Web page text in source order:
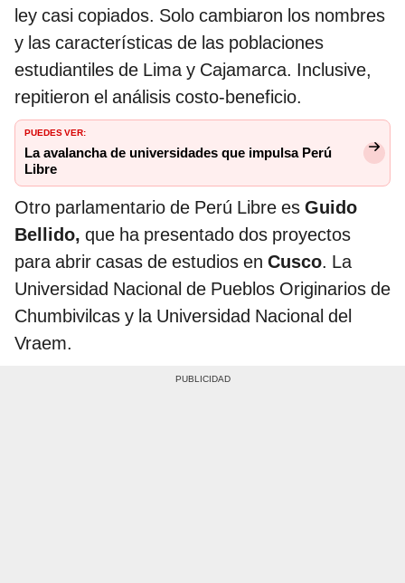
ley casi copiados. Solo cambiaron los nombres
y las características de las poblaciones
estudiantiles de Lima y Cajamarca. Inclusive,
repitieron el análisis costo-beneficio.
PUEDES VER:
La avalancha de universidades que impulsa Perú
Libre
Otro parlamentario de Perú Libre es Guido
Bellido, que ha presentado dos proyectos
para abrir casas de estudios en Cusco. La
Universidad Nacional de Pueblos Originarios de
Chumbivilcas y la Universidad Nacional del
Vraem.